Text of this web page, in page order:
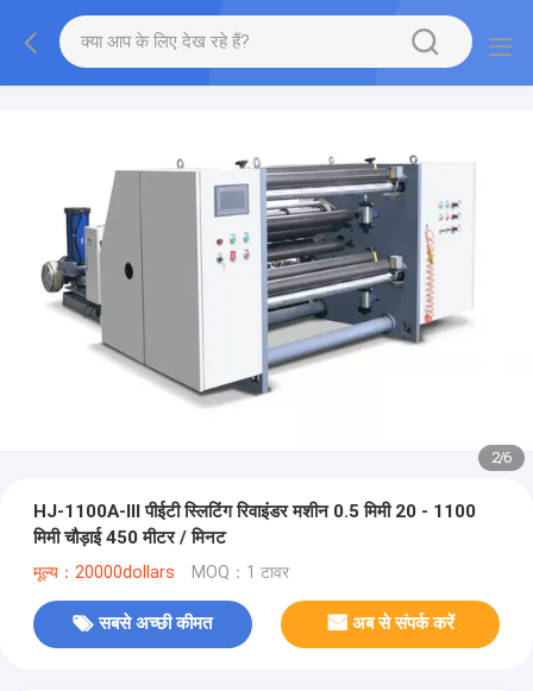
2/6
HJ-1100A-III पीईटी स्लिटिंग रिवाइंडर मशीन 0.5 मिमी 20 - 1100
मिमी चौड़ाई 450 मीटर / मिनट
मूल्य：20000dollars MOQ：1 टावर
सबसे अच्छी कीमत अब से संपर्क करें